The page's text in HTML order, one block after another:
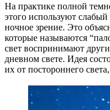
На практике полной
этого используют
ночное зрение. Это
которые называются
свет воспринимают
дневном свете. Идея
их от постороннего